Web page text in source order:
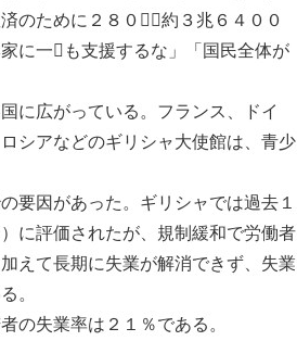
のために２８０（約３兆６４００
に一も支援するな」「国民全体が
に広がっている。フランス、ドイ
シアなどのギリシャ大使館は、青少
要因があった。ギリシャでは過去１
に評価されたが、規制緩和で労働者
えて長期に失業が解消できず、失業
。
の失業率は２１％である。